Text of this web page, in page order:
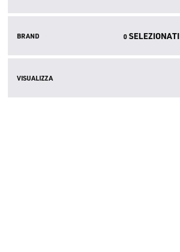
BRAND 0SELEZIONATI
VISUALIZZA